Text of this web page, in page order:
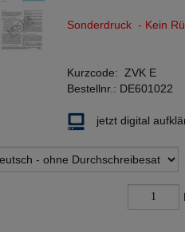
Sonderdruck - Kein
Kurzcode: ZVK E
Bestellnr.: DE601022
jetzt digital